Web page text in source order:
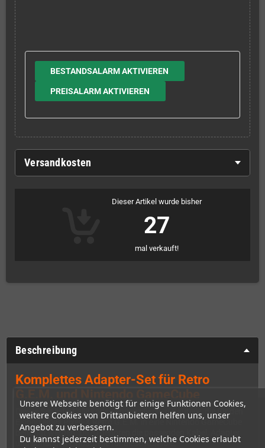
Unsere Webseite benötigt für einige Funktionen Cookies,
weitere Cookies von Drittanbietern helfen uns, unser
Angebot zu verbessern.
Du kannst jederzeit bestimmen, welche Cookies erlaubt
BESTANDSALARM AKTIVIEREN
PREISALARM AKTIVIEREN
Versandkosten
Dieser Artikel wurde bisher
27
mal verkauft!
Beschreibung
Komplettes Adapter-Set für Retro
Dieses Set liefert alle konsolenspezifischen Bauteile, die für den
Einbau eines PixelFX Retro G.E.M. in eine Nintendo GameCube
benötigt werden. Dazu gehören die passenden Kabel, Adapter
und sonstigen Einbauteile für diese Konsole.